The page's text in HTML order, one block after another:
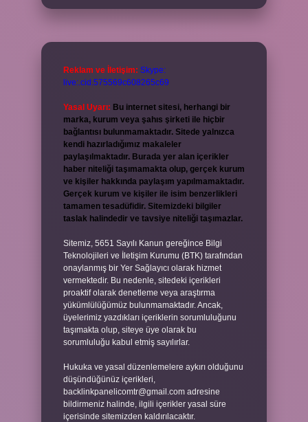
Reklam ve İletişim: Skype:
live:.cid.575569c608265c69
Yasal Uyarı: Bu internet sitesi, herhangi bir
marka, kurum veya şahıs şirketi ile hiçbir
bağlantısı bulunmamaktadır. Sitede yalnızca
kendi hazırladığımız makaleler
paylaşılmaktadır. Burada yer alan içerikler
haber niteliği taşımamakta olup, gerçek kurum
ve kişiler hakkında paylaşım yapılmamaktadır.
Gerçek kurum ve kişiler ile isim benzerlikleri
tamamen tesadüfidir. Sitemizdeki bilgiler
taslak halindedir ve tavsiye niteliği taşımazlar.
Sitemiz, 5651 Sayılı Kanun gereğince Bilgi
Teknolojileri ve İletişim Kurumu (BTK) tarafından
onaylanmış bir Yer Sağlayıcı olarak hizmet
vermektedir. Bu nedenle, sitedeki içerikleri
proaktif olarak denetleme veya araştırma
yükümlülüğümüz bulunmamaktadır. Ancak,
üyelerimiz yazdıkları içeriklerin sorumluluğunu
taşımakta olup, siteye üye olarak bu
sorumluluğu kabul etmiş sayılırlar.
Hukuka ve yasal düzenlemelere aykırı olduğunu
düşündüğünüz içerikleri,
backlinkpanelicomtr@gmail.com adresine
bildirmeniz halinde, ilgili içerikler yasal süre
içerisinde sitemizden kaldırılacaktır.